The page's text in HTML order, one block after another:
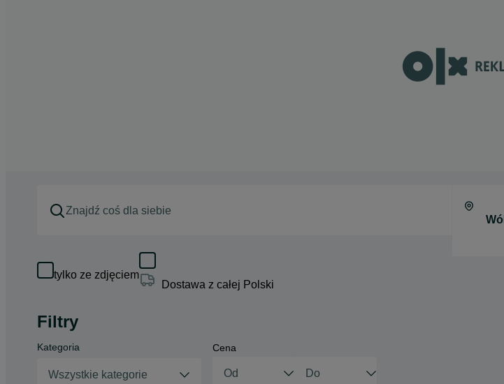
tylko ze zdjęciem
Dostawa z całej Polski
Filtry
Kategoria
Wszystkie kategorie
Cena